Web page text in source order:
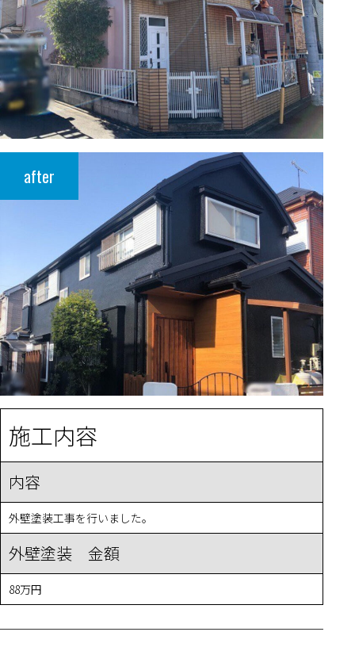
after
施工内容
内容
外壁塗装工事を行いました。
外壁塗装 金額
88万円